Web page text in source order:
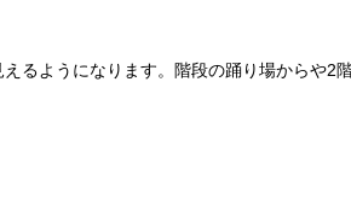
るようになります。階段の踊り場からや2